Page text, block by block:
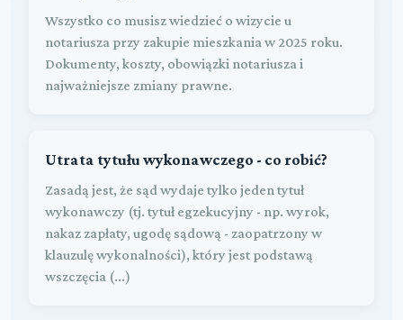
Wszystko co musisz wiedzieć o wizycie u
notariusza przy zakupie mieszkania w 2025 roku.
Dokumenty, koszty, obowiązki notariusza i
najważniejsze zmiany prawne.
Utrata tytułu wykonawczego - co robić?
Zasadą jest, że sąd wydaje tylko jeden tytuł
wykonawczy (tj. tytuł egzekucyjny - np. wyrok,
nakaz zapłaty, ugodę sądową - zaopatrzony w
klauzulę wykonalności), który jest podstawą
wszczęcia (...)